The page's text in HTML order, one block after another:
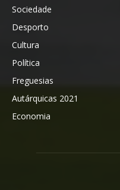
Sociedade
Desporto
Cultura
Política
Freguesias
Autárquicas 2021
Economia